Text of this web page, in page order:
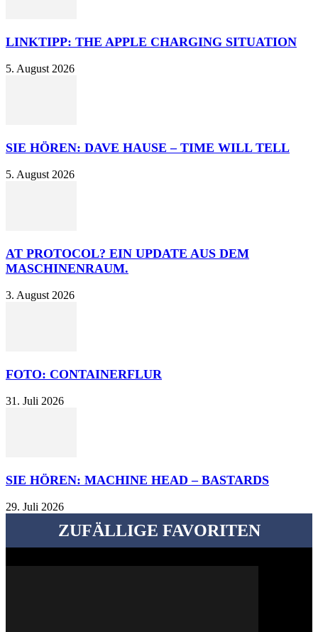
LINKTIPP: THE APPLE CHARGING SITUATION
5. August 2026
SIE HÖREN: DAVE HAUSE – TIME WILL TELL
5. August 2026
AT PROTOCOL? EIN UPDATE AUS DEM
MASCHINENRAUM.
3. August 2026
FOTO: CONTAINERFLUR
31. Juli 2026
SIE HÖREN: MACHINE HEAD – BASTARDS
29. Juli 2026
ZUFÄLLIGE FAVORITEN